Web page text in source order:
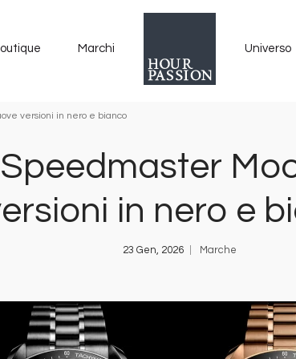
Marchi Universo
versioni in nero e bianco
in nero e
23 Gen, 2026 Marche